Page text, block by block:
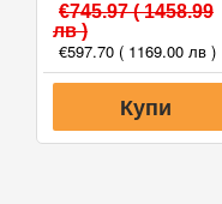
€745.97( 1458.99
лв )
€597.70 ( 1169.00 лв )
Купи